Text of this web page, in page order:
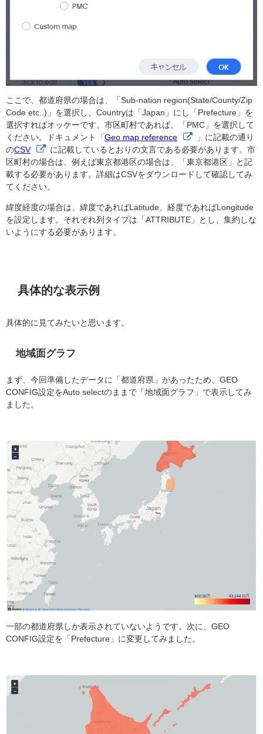
ここで、都道府県の場合は、「Sub-nation region(State/County/Zip
Code etc..)」を選択し、Countryは「Japan」にし「Prefecture」を
選択すればオッケーです。市区町村であれば、「PMC」を選択して
ください。ドキュメント「 Geo map reference
」に記載の通り
のCSV
に記載しているとおりの文言である必要があります。市
区町村の場合は、例えば東京都港区の場合は、「東京都港区」と記
載する必要があります。詳細はCSVをダウンロードして確認してみ
てください。
緯度経度の場合は、緯度であればLatitude、経度であればLongitude
を設定します。それぞれ列タイプは「ATTRIBUTE」とし、集約しな
いようにする必要があります。
具体的な表示例
具体的に見てみたいと思います。
地域面グラフ
まず、今回準備したデータに「都道府県」があったため、GEO
CONFIG設定をAuto selectのままで「地域面グラフ」で表示してみ
ました。
一部の都道府県しか表示されていないようです。次に、GEO
CONFIG設定を「Prefecture」に変更してみました。